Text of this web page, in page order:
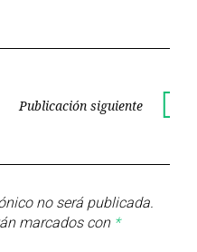
Publicación siguiente
no será publicada.
marcados con *